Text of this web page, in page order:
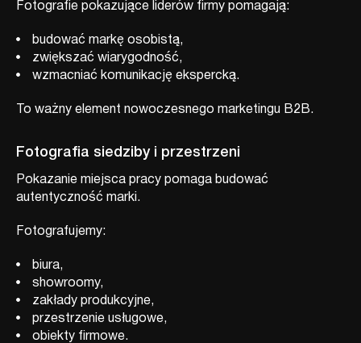
Fotografie pokazujące liderów firmy pomagają:
budować markę osobistą,
zwiększać wiarygodność,
wzmacniać komunikację ekspercką.
To ważny element nowoczesnego marketingu B2B.
Fotografia siedziby i przestrzeni
Pokazanie miejsca pracy pomaga budować
autentyczność marki.
Fotografujemy:
biura,
showroomy,
zakłady produkcyjne,
przestrzenie usługowe,
obiekty firmowe.